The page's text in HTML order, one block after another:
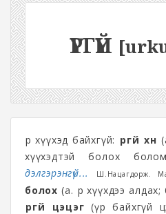
ҮРГҮЙ
Үр хүүхэд байхгүй: үргүй хүн
хүүхэдтэй болох
дэлгэрэнгүй...
Ш.Нацагдорж.
болох (а. Үр хүүхдээ
үргүй цэцэг (үр байхгүй